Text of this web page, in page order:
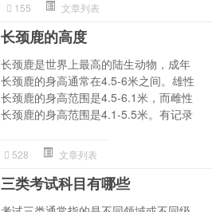
155 文章列表
长颈鹿的高度
长颈鹿是世界上最高的陆生动物，成年
长颈鹿的身高通常在4.5-6米之间。雄性
长颈鹿的身高范围是4.5-6.1米，而雌性
长颈鹿的身高范围是4.1-5.5米。有记录
528 文章列表
三类考试科目有哪些